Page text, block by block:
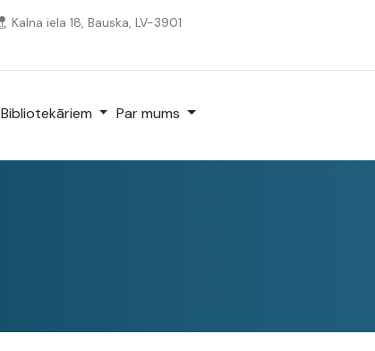
Kalna iela 18, Bauska, LV-3901
Bibliotekāriem Par mums